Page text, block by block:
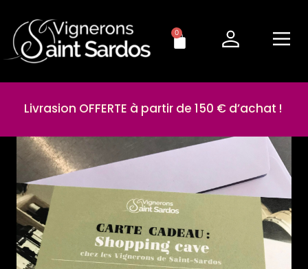
0
Livrasion OFFERTE à partir de 150 € d’achat !